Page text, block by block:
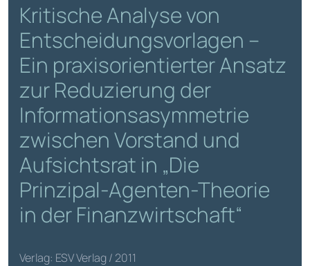
Kritische Analyse von
Entscheidungsvorlagen –
Ein praxisorientierter Ansatz
zur Reduzierung der
Informationsasymmetrie
zwischen Vorstand und
Aufsichtsrat in „Die
Prinzipal-Agenten-Theorie
in der Finanzwirtschaft“
Verlag: ESV Verlag / 2011